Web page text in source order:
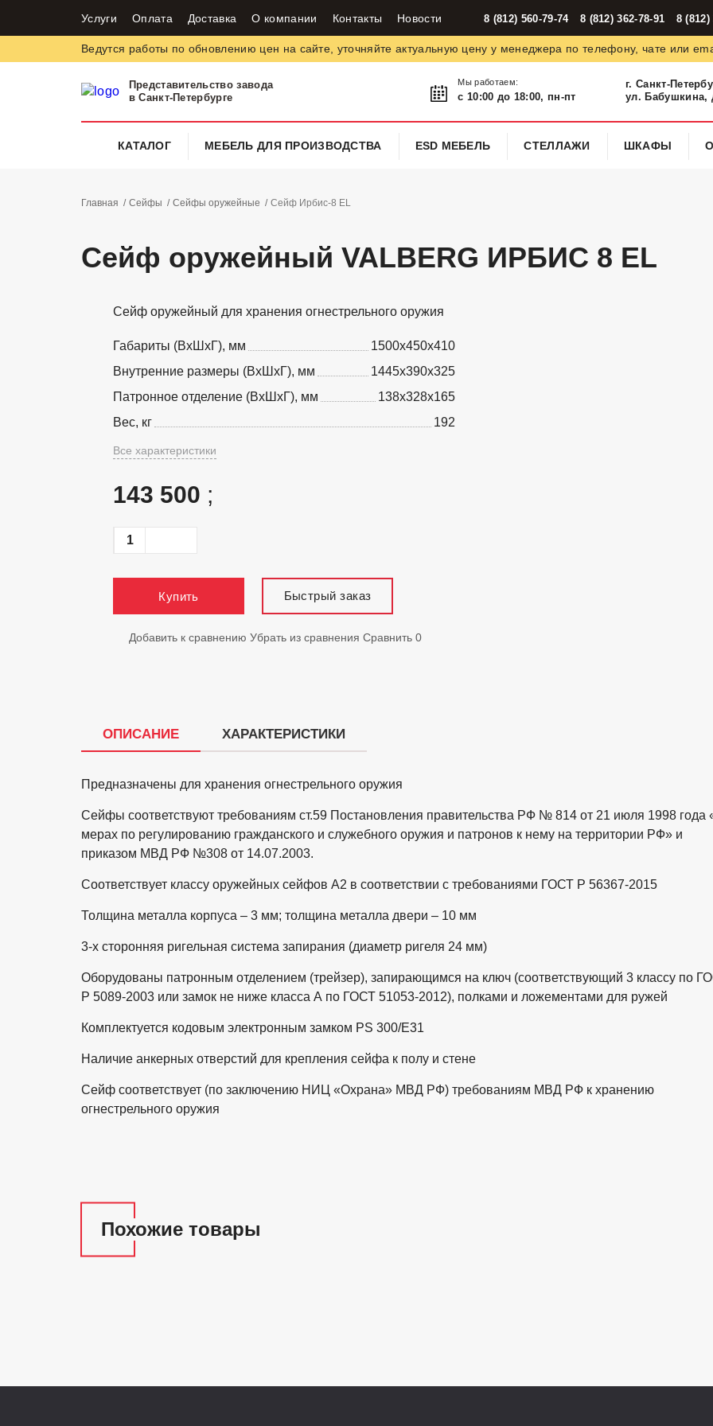
Услуги Оплата Доставка О компании Контакты Новости 8 (812) 560-79-74 8 (812) 362-78-91 8 (812)
Ведутся работы по обновлению цен на сайте, уточняйте актуальную цену у менеджера по телефону, чате или
Представительство завода
в Санкт-Петербурге
Мы работаем:
с 10:00 до 18:00, пн-пт
г. Санкт-
ул. Бабушкина,
КАТАЛОГ МЕБЕЛЬ ДЛЯ ПРОИЗВОДСТВА ESD МЕБЕЛЬ СТЕЛЛАЖИ ШКАФЫ
Главная Сейфы Сейфы оружейные Сейф Ирбис-8 EL
Сейф оружейный VALBERG ИРБИС 8 EL
Сейф оружейный для хранения огнестрельного оружия
Габариты (ВхШхГ), мм
1500x450x410
Внутренние размеры (ВхШхГ), мм
1445x390x325
Патронное отделение (ВхШхГ), мм
138x328x165
Вес, кг
192
Все характеристики
143 500 ;
Купить Быстрый заказ
Добавить к сравнению Убрать из сравнения Сравнить 0
ОПИСАНИЕ ХАРАКТЕРИСТИКИ
Предназначены для хранения огнестрельного оружия
Сейфы соответствуют требованиям ст.59 Постановления правительства РФ № 814 от 21 июля 1998 года
мерах по регулированию гражданского и служебного оружия и патронов к нему на территории РФ» и
приказом МВД РФ №308 от 14.07.2003.
Соответствует классу оружейных сейфов А2 в соответствии с требованиями ГОСТ Р 56367-2015
Толщина металла корпуса – 3 мм; толщина металла двери – 10 мм
3-х сторонняя ригельная система запирания (диаметр ригеля 24 мм)
Оборудованы патронным отделением (трейзер), запирающимся на ключ (соответствующий 3 классу по
Р 5089-2003 или замок не ниже класса А по ГОСТ 51053-2012), полками и ложементами для ружей
Комплектуется кодовым электронным замком PS 300/Е31
Наличие анкерных отверстий для крепления сейфа к полу и стене
Cейф соответствует (по заключению НИЦ «Охрана» МВД РФ) требованиям МВД РФ к хранению
огнестрельного оружия
Похожие товары